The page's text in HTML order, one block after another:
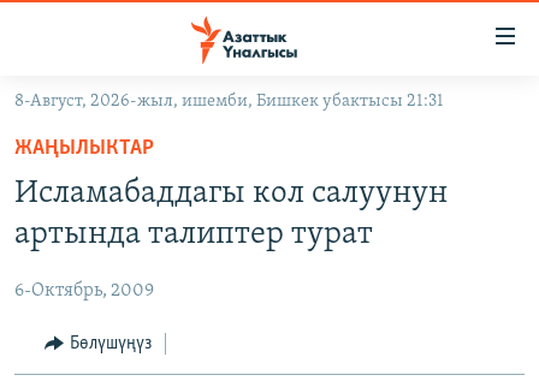
Навигацияга
өтүңүз
Издөөгө
салыңыз
КЫРГЫЗСТАН
ЭКОНОМИКА
МАДАНИЯТ
БОРБОР АЗИЯ
УКРАИНА
АТАЙЫН ИЛИКТӨӨ
ТВ ПРОГРАММАЛАР
8-Август, 2026-жыл, ишемби, Бишкек убактысы 21:31
ЖАҢЫЛЫКТАР
Исламабаддагы кол салуунун
артында талиптер турат
6-Октябрь, 2009
Бөлүшүңүз